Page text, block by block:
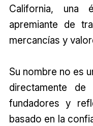
California, una
apremiante de
mercancías y
Su nombre no es
directamente
fundadores y
basado en la